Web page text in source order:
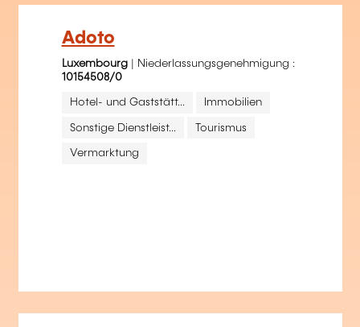
Adoto
Luxembourg| Niederlassungsgenehmigung :
10154508/0
Hotel- und Gaststätt... Immobilien
Sonstige Dienstleist... Tourismus
Vermarktung